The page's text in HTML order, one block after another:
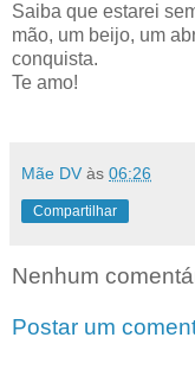
Saiba que estarei
mão, um beijo, um
conquista.
Te amo!
Mãe DV às 06:26
Compartilhar
Nenhum
Postar um